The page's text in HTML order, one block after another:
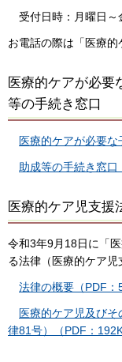
受付日時：月曜日
お電話の際は「医療的
医療的ケアが必要
等の手続き窓口
医療的ケアが必要な
助成等の手続き窓口
医療的ケア児支援
令和3年9月18日に「
る法律（医療的ケア児
法律の概要（PDF：
医療的ケア児及び
律81号）（PDF：